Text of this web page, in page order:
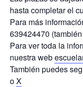
hasta completar el
Para más
639424470
Para ver toda la
nuestra web
También puedes
oX